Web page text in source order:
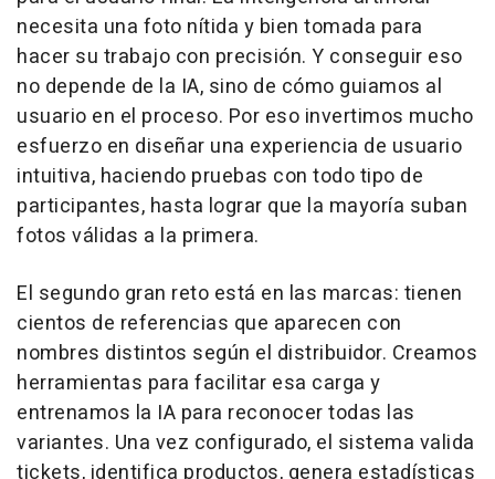
necesita una foto nítida y bien tomada para
hacer su trabajo con precisión. Y conseguir eso
no depende de la IA, sino de cómo guiamos al
usuario en el proceso. Por eso invertimos mucho
esfuerzo en diseñar una experiencia de usuario
intuitiva, haciendo pruebas con todo tipo de
participantes, hasta lograr que la mayoría suban
fotos válidas a la primera.
El segundo gran reto está en las marcas: tienen
cientos de referencias que aparecen con
nombres distintos según el distribuidor. Creamos
herramientas para facilitar esa carga y
entrenamos la IA para reconocer todas las
variantes. Una vez configurado, el sistema valida